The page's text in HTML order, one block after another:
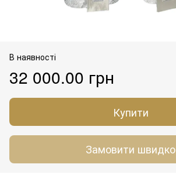
В наявності
32 000.00 грн
Купити
Замовити швидко